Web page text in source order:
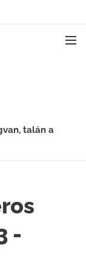
talán a
-